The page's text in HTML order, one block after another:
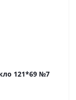
121*69 №7